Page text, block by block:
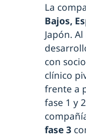
La
Bajos,
Japón.
con
clínico
frente a
fase 1 y
fase 3